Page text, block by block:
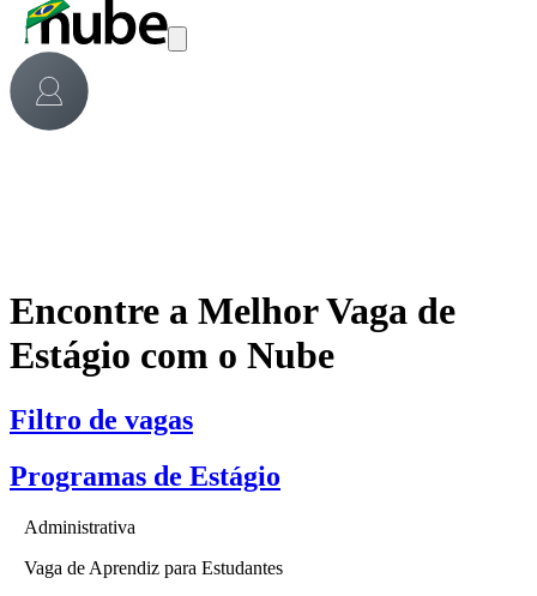
Encontre a Melhor Vaga de
Estágio com o Nube
Filtro de vagas
Programas de Estágio
Administrativa
Vaga de Aprendiz para Estudantes